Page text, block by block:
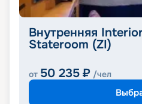
Внутренняя
Stateroom (ZI)
от 50 235 ₽ /чел